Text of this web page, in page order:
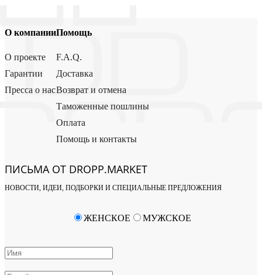
О компании
О проекте
Гарантии
Пресса о нас
Помощь
F.A.Q.
Доставка
Возврат и отмена
Таможенные пошлины
Оплата
Помощь и контакты
ПИСЬМА ОТ DROPP.MARKET
НОВОСТИ, ИДЕИ, ПОДБОРКИ И СПЕЦИАЛЬНЫЕ ПРЕДЛОЖЕНИЯ
ЖЕНСКОЕ МУЖСКОЕ